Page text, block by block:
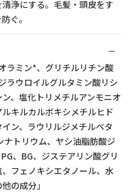
浄にする。毛髪・頭皮をす
ぐ。
ラミン*、グリチルリチン酸
ラウロイルグルタミン酸リシ
、塩化トリメチルアンモニオ
キルカルボキシメチルヒド
ン、ラウリルジメチルベタ
トリウム、ヤシ油脂肪酸ジ
、BG、ジステアリン酸グリ
フェノキシエタノール、水
の成分」